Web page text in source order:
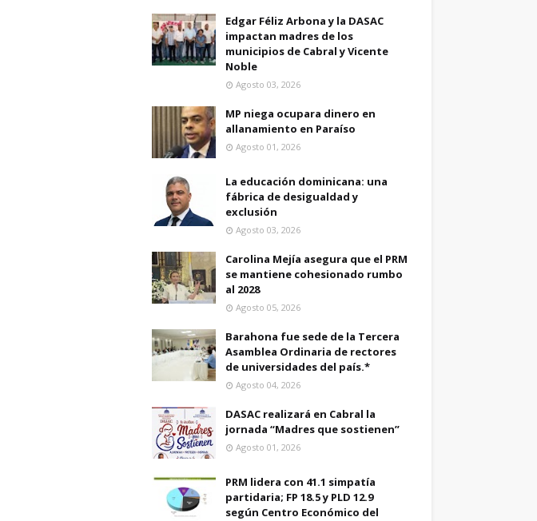
Edgar Féliz Arbona y la DASAC
impactan madres de los
municipios de Cabral y Vicente
Noble
Agosto 03, 2026
MP niega ocupara dinero en
allanamiento en Paraíso
Agosto 01, 2026
La educación dominicana: una
fábrica de desigualdad y
exclusión
Agosto 03, 2026
Carolina Mejía asegura que el PRM
se mantiene cohesionado rumbo
al 2028
Agosto 05, 2026
Barahona fue sede de la Tercera
Asamblea Ordinaria de rectores
de universidades del país.*
Agosto 04, 2026
DASAC realizará en Cabral la
jornada “Madres que sostienen”
Agosto 01, 2026
PRM lidera con 41.1 simpatía
partidaria; FP 18.5 y PLD 12.9
según Centro Económico del